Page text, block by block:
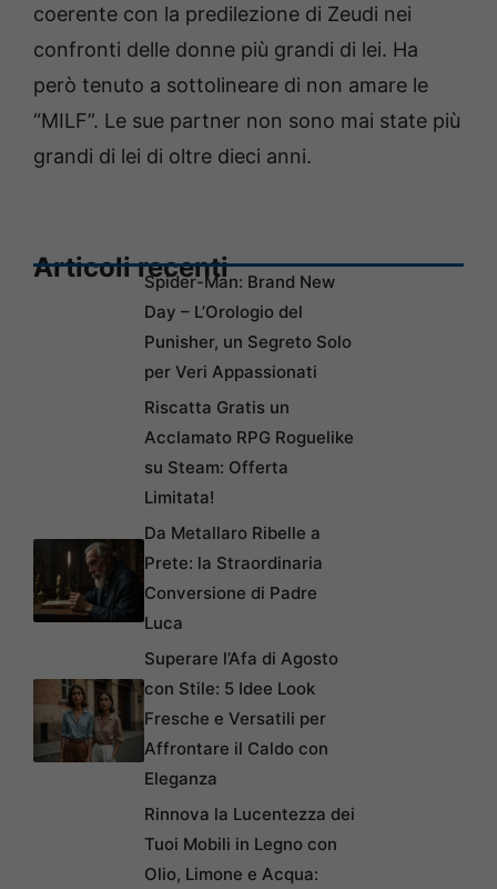
coerente con la predilezione di Zeudi nei
confronti delle donne più grandi di lei. Ha
però tenuto a sottolineare di non amare le
“MILF”. Le sue partner non sono mai state più
grandi di lei di oltre dieci anni.
Articoli recentiSpider-Man: Brand New
Day – L’Orologio del
Punisher, un Segreto Solo
per Veri Appassionati
Riscatta Gratis un
Acclamato RPG Roguelike
su Steam: Offerta
Limitata!
Da Metallaro Ribelle a
Prete: la Straordinaria
Conversione di Padre
Luca
Superare l’Afa di Agosto
con Stile: 5 Idee Look
Fresche e Versatili per
Affrontare il Caldo con
Eleganza
Rinnova la Lucentezza dei
Tuoi Mobili in Legno con
Olio, Limone e Acqua: